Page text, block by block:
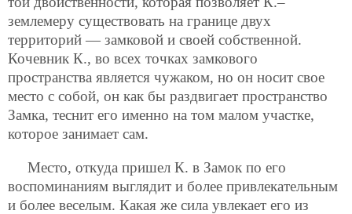
землемеру существовать на границе двух
территорий — замковой и своей собственной.
Кочевник К., во всех точках замкового
пространства является чужаком, но он носит свое
место с собой, он как бы раздвигает пространство
Замка, теснит его именно на том малом участке,
которое занимает сам.
Место, откуда пришел К. в Замок по его
воспоминаниям выглядит и более привлекательным
и более веселым. Какая же сила увлекает его из